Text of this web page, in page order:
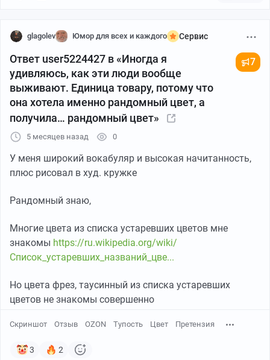
glagolev Юмор для всех и каждого Сервис
Ответ user5224427 в «Иногда я
удивляюсь, как эти люди вообще
выживают. Единица товару, потому что
она хотела именно рандомный цвет, а
получила… рандомный цвет»
7
5 месяцев назад 0
У меня широкий вокабуляр и высокая начитанность,
плюс рисовал в худ. кружке
Рандомный знаю,
Многие цвета из списка устаревших цветов мне
знакомы https://ru.wikipedia.org/wiki/
Список_устаревших_названий_цве...
Но цвета фрез, таусинный из списка устаревших
цветов не знакомы совершенно
Скриншот Отзыв OZON Тупость Цвет Претензия
3 2